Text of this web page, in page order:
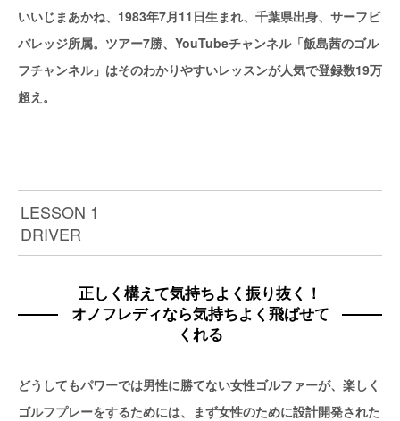
いいじまあかね、1983年7月11日生まれ、千葉県出身、サーフビ
バレッジ所属。ツアー7勝、YouTubeチャンネル「飯島茜のゴル
フチャンネル」はそのわかりやすいレッスンが人気で登録数19万
超え。
LESSON 1
DRIVER
正しく構えて気持ちよく振り抜く！
オノフレディなら気持ちよく飛ばせて
くれる
どうしてもパワーでは男性に勝てない女性ゴルファーが、楽しく
ゴルフプレーをするためには、まず女性のために設計開発された